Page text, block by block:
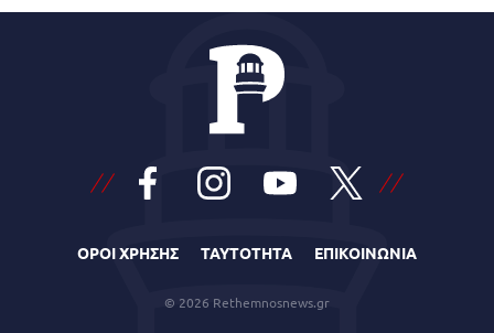
ΟΡΟΙ ΧΡΗΣΗΣ ΤΑΥΤΟΤΗΤΑ ΕΠΙΚΟΙΝΩΝΙΑ
© 2026 Rethemnosnews.gr